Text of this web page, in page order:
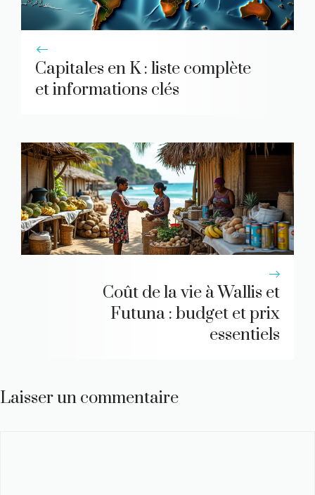
Capitales en K : liste complète
et informations clés
Coût de la vie à Wallis et
Futuna : budget et prix
essentiels
Laisser un commentaire